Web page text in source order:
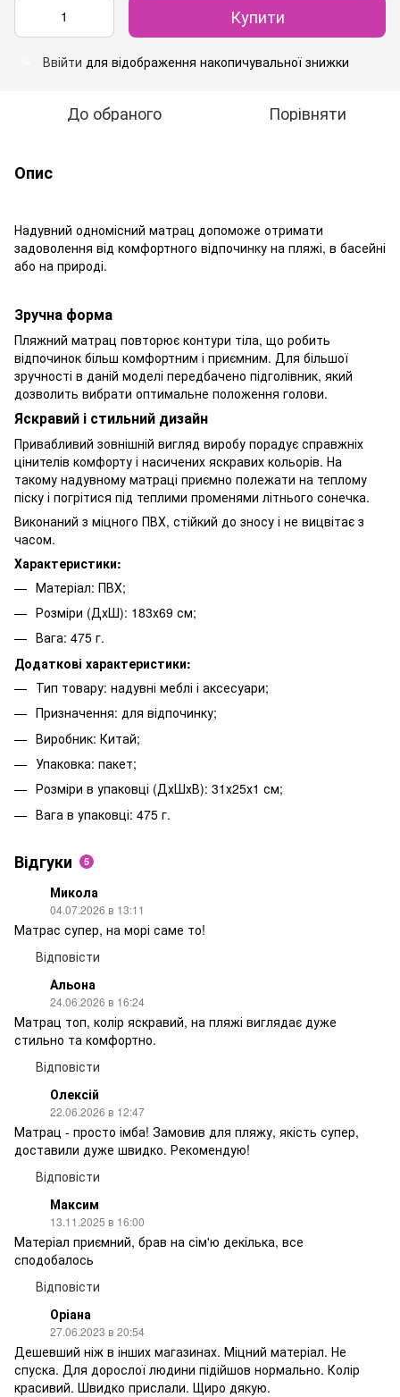
Купити
Ввійти для відображення накопичувальної знижки
До обраного Порівняти
Опис
Надувний одномісний матрац допоможе отримати
задоволення від комфортного відпочинку на пляжі, в басейні
або на природі.
Зручна форма
Пляжний матрац повторює контури тіла, що робить
відпочинок більш комфортним і приємним. Для більшої
зручності в даній моделі передбачено підголівник, який
дозволить вибрати оптимальне положення голови.
Яскравий і стильний дизайн
Привабливий зовнішній вигляд виробу порадує справжніх
цінителів комфорту і насичених яскравих кольорів. На
такому надувному матраці приємно полежати на теплому
піску і погрітися під теплими променями літнього сонечка.
Виконаний з міцного ПВХ, стійкий до зносу і не вицвітає з
часом.
Характеристики:
Матеріал: ПВХ;
Розміри (ДхШ): 183х69 см;
Вага: 475 г.
Додаткові характеристики:
Тип товару: надувні меблі і аксесуари;
Призначення: для відпочинку;
Виробник: Китай;
Упаковка: пакет;
Розміри в упаковці (ДхШхВ): 31х25х1 см;
Вага в упаковці: 475 г.
Відгуки 5
Микола
04.07.2026 в 13:11
Матрас супер, на морі саме то!
Відповісти
Альона
24.06.2026 в 16:24
Матрац топ, колір яскравий, на пляжі виглядає дуже
стильно та комфортно.
Відповісти
Олексій
22.06.2026 в 12:47
Матрац - просто імба! Замовив для пляжу, якість супер,
доставили дуже швидко. Рекомендую!
Відповісти
Максим
13.11.2025 в 16:00
Матеріал приємний, брав на сім'ю декілька, все
сподобалось
Відповісти
Оріана
27.06.2023 в 20:54
Дешевший ніж в інших магазинах. Міцний матеріал. Не
спуска. Для дорослої людини підійшов нормально. Колір
красивий. Швидко прислали. Щиро дякую.